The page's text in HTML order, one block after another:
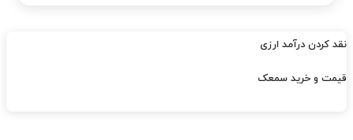
نقد کردن درآمد ارزی
قیمت و خرید سمعک